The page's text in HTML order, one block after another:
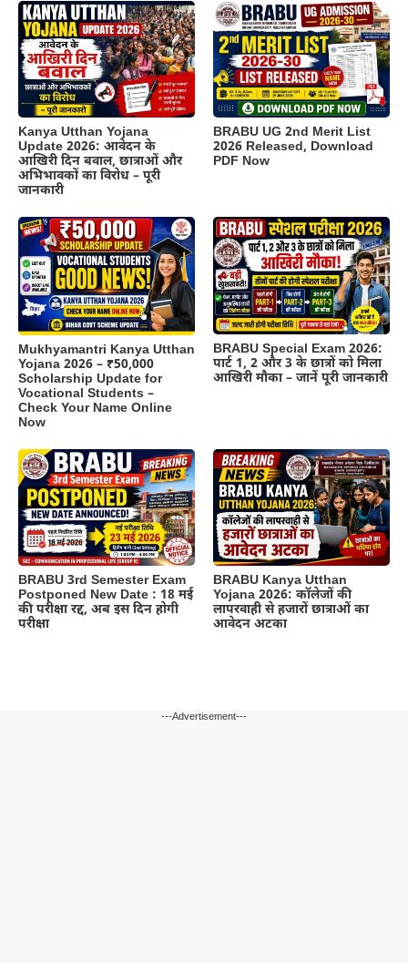
Kanya Utthan Yojana
Update 2026: आवेदन के
आखिरी दिन बवाल, छात्राओं और
अभिभावकों का विरोध – पूरी
जानकारी
BRABU UG 2nd Merit List
2026 Released, Download
PDF Now
Mukhyamantri Kanya Utthan
Yojana 2026 – ₹50,000
Scholarship Update for
Vocational Students –
Check Your Name Online
Now
BRABU Special Exam 2026:
पार्ट 1, 2 और 3 के छात्रों को मिला
आखिरी मौका – जानें पूरी जानकारी
BRABU 3rd Semester Exam
Postponed New Date : 18 मई
की परीक्षा रद्द, अब इस दिन होगी
परीक्षा
BRABU Kanya Utthan
Yojana 2026: कॉलेजों की
लापरवाही से हजारों छात्राओं का
आवेदन अटका
---Advertisement---